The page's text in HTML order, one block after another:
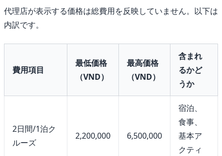
代理店が表示する価格は総費用を反映していません。以下は
内訳です。
費用項目
最低価格
（VND）
最高価格
（VND）
含まれ
るかど
うか
2日間/1泊ク
ルーズ
2,200,000 6,500,000
宿泊、
食事、
基本ア
クティ